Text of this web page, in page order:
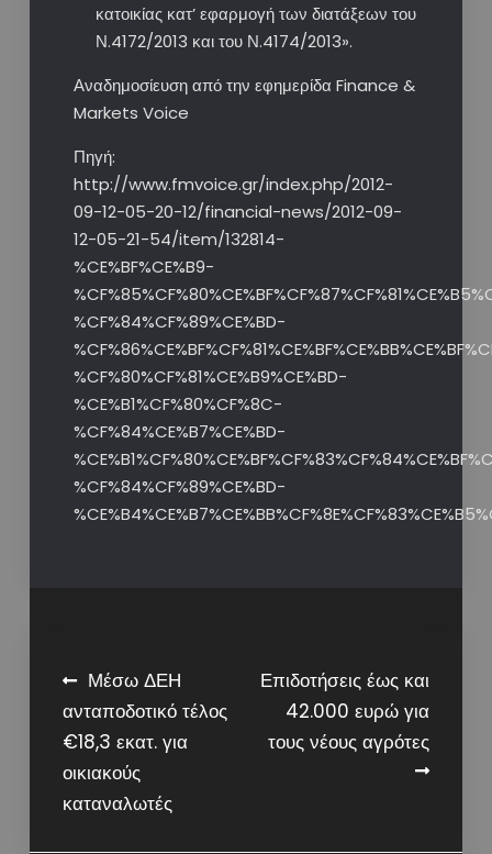
κατοικίας κατ’ εφαρμογή των διατάξεων του
Ν.4172/2013 και του Ν.4174/2013».
Αναδημοσίευση από την εφημερίδα Finance &
Markets Voice
Πηγή:
http://www.fmvoice.gr/index.php/2012-
09-12-05-20-12/financial-news/2012-09-
12-05-21-54/item/132814-
%CE%BF%CE%B9-
%CF%84%CF%89%CE%BD-
%CF%80%CF%81%CE%B9%CE%BD-
%CE%B1%CF%80%CF%8C-
%CF%84%CE%B7%CE%BD-
%CF%84%CF%89%CE%BD-
Post
navigation
Μέσω ΔΕΗ
ανταποδοτικό τέλος
€18,3 εκατ. για
οικιακούς
καταναλωτές
Επιδοτήσεις έως και
42.000 ευρώ για
τους νέους αγρότες